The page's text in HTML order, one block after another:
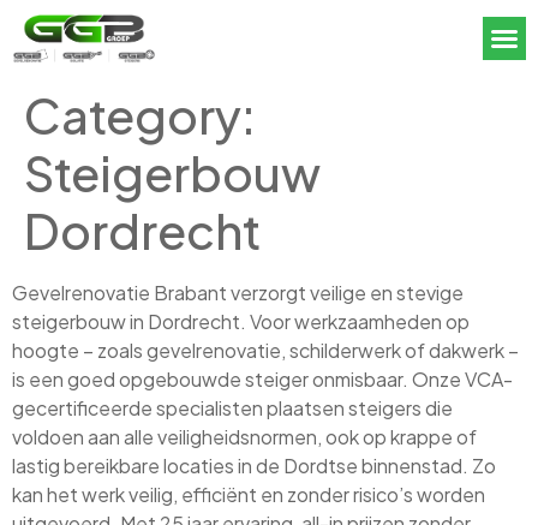
Category:
Steigerbouw
Dordrecht
Gevelrenovatie Brabant verzorgt veilige en stevige
steigerbouw in Dordrecht. Voor werkzaamheden op
hoogte – zoals gevelrenovatie, schilderwerk of dakwerk –
is een goed opgebouwde steiger onmisbaar. Onze VCA-
gecertificeerde specialisten plaatsen steigers die
voldoen aan alle veiligheidsnormen, ook op krappe of
lastig bereikbare locaties in de Dordtse binnenstad. Zo
kan het werk veilig, efficiënt en zonder risico’s worden